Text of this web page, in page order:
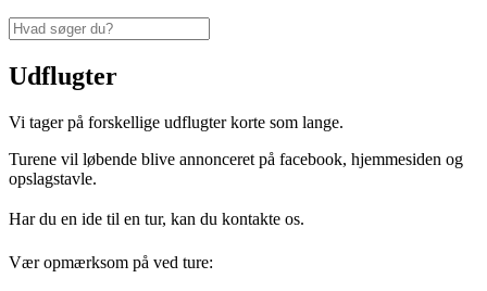
Udflugter
Vi tager på forskellige udflugter korte som lange.
Turene vil løbende blive annonceret på facebook, hjemmesiden og
opslagstavle.
Har du en ide til en tur, kan du kontakte os.
Vær opmærksom på ved ture: